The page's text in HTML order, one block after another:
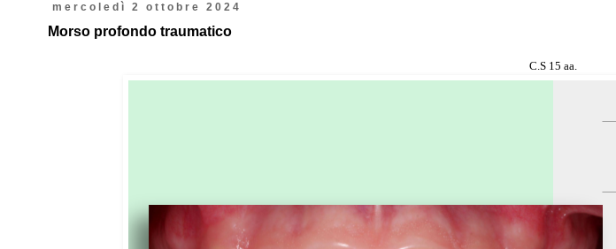
mercoledì 2 ottobre 2024
Morso profondo traumatico
C.S 15 aa.